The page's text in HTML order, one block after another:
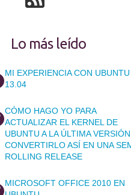
Lo más leído
MI EXPERIENCIA CON UBUNTU
13.04
CÓMO HAGO YO PARA
ACTUALIZAR EL KERNEL DE
UBUNTU A LA ÚLTIMA
CONVERTIRLO ASÍ EN UNA
ROLLING RELEASE
MICROSOFT OFFICE 2010 EN